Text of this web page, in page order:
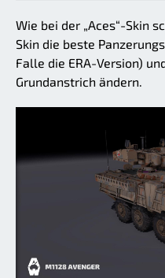
Wie bei der „Aces“-Skin
Skin die beste
Falle die ERA-Version)
Grundanstrich ändern.